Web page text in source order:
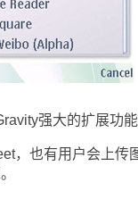
强大的扩展功
也有用户会上传